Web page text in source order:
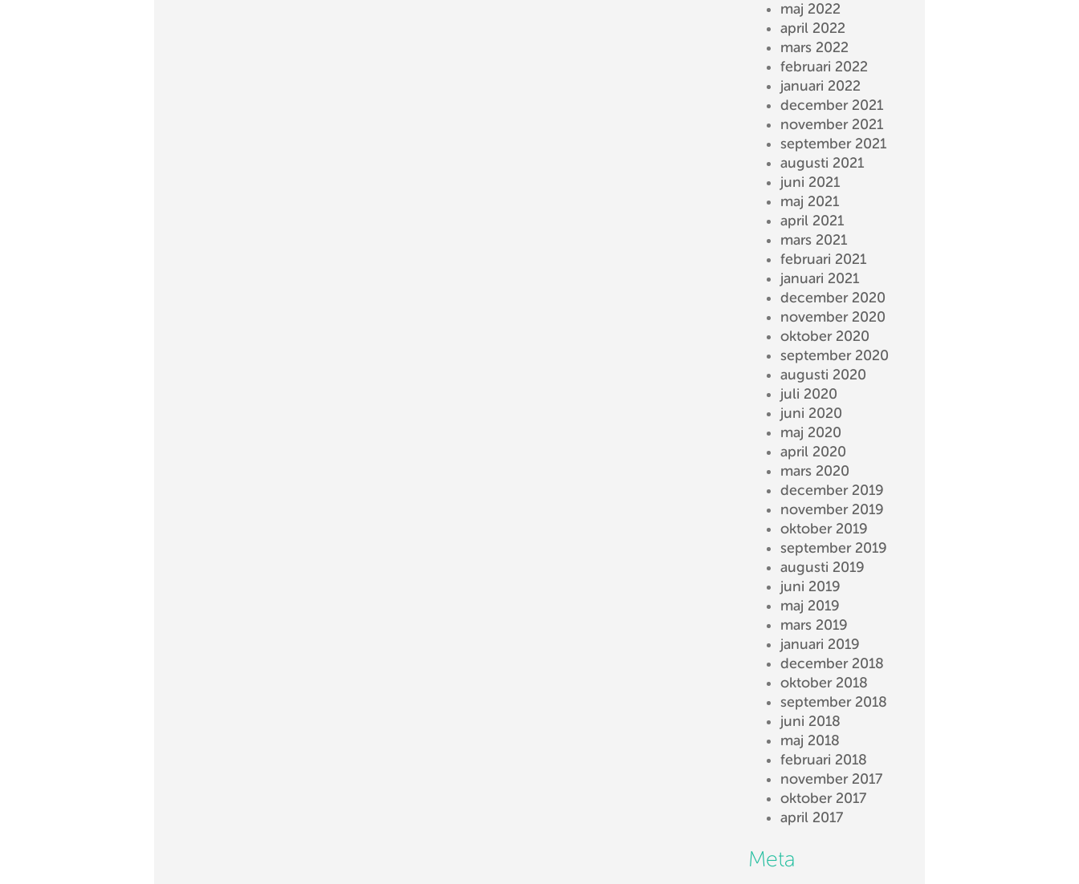
maj 2022
april 2022
mars 2022
februari 2022
januari 2022
december 2021
november 2021
september 2021
augusti 2021
juni 2021
maj 2021
april 2021
mars 2021
februari 2021
januari 2021
december 2020
november 2020
oktober 2020
september 2020
augusti 2020
juli 2020
juni 2020
maj 2020
april 2020
mars 2020
december 2019
november 2019
oktober 2019
september 2019
augusti 2019
juni 2019
maj 2019
mars 2019
januari 2019
december 2018
oktober 2018
september 2018
juni 2018
maj 2018
februari 2018
november 2017
oktober 2017
april 2017
Meta